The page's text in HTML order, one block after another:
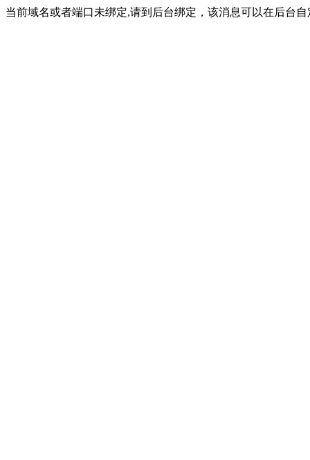
当前域名或者端口未绑定,请到后台绑定，该消息可以在后台自